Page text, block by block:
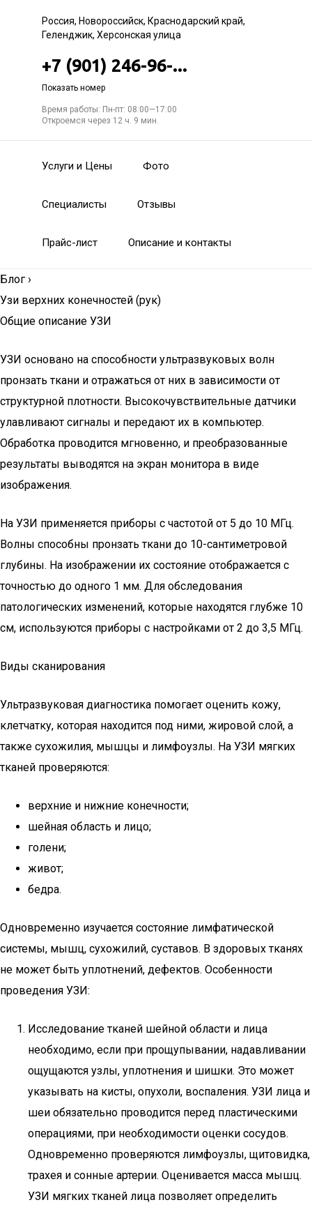
Россия, Новороссийск, Краснодарский край,
Геленджик, Херсонская улица
+7 (901) 246-96-...
Показать номер
Время работы: Пн-пт: 08:00—17:00
Откроемся через 12 ч. 9 мин.
Услуги и Цены Фото
Специалисты Отзывы
Прайс-лист Описание и контакты
Блог ›
Узи верхних конечностей (рук)
Общие описание УЗИ
УЗИ основано на способности ультразвуковых волн
пронзать ткани и отражаться от них в зависимости от
структурной плотности. Высокочувствительные датчики
улавливают сигналы и передают их в компьютер.
Обработка проводится мгновенно, и преобразованные
результаты выводятся на экран монитора в виде
изображения.
На УЗИ применяется приборы с частотой от 5 до 10 МГц.
Волны способны пронзать ткани до 10-сантиметровой
глубины. На изображении их состояние отображается с
точностью до одного 1 мм. Для обследования
патологических изменений, которые находятся глубже 10
см, используются приборы с настройками от 2 до 3,5 МГц.
Виды сканирования
Ультразвуковая диагностика помогает оценить кожу,
клетчатку, которая находится под ними, жировой слой, а
также сухожилия, мышцы и лимфоузлы. На УЗИ мягких
тканей проверяются:
верхние и нижние конечности;
шейная область и лицо;
голени;
живот;
бедра.
Одновременно изучается состояние лимфатической
системы, мышц, сухожилий, суставов. В здоровых тканях
не может быть уплотнений, дефектов. Особенности
проведения УЗИ:
Исследование тканей шейной области и лица
необходимо, если при прощупывании, надавливании
ощущаются узлы, уплотнения и шишки. Это может
указывать на кисты, опухоли, воспаления. УЗИ лица и
шеи обязательно проводится перед пластическими
операциями, при необходимости оценки сосудов.
Одновременно проверяются лимфоузлы, щитовидка,
трахея и сонные артерии. Оценивается масса мышц.
УЗИ мягких тканей лица позволяет определить